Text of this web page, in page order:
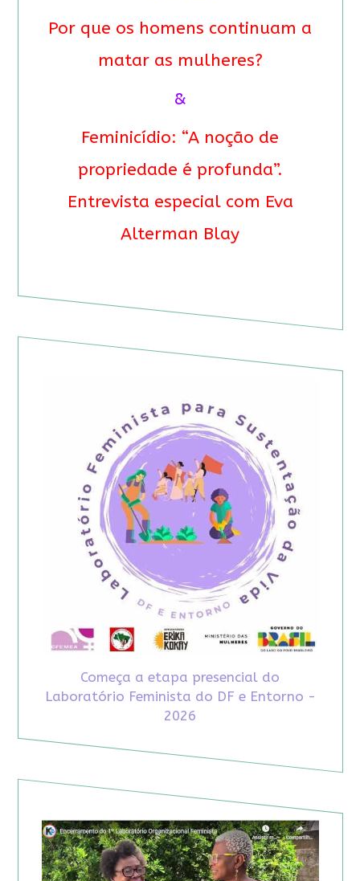
Por que os homens continuam a
matar as mulheres?
&
Feminicídio: “A noção de
propriedade é profunda”.
Entrevista especial com Eva
Alterman Blay
Começa a etapa presencial do
Laboratório Feminista do DF e Entorno -
2026